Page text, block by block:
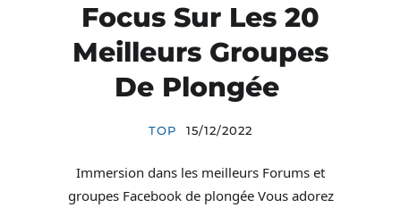
Focus Sur Les 20
Meilleurs Groupes
De Plongée
TOP 15/12/2022
Immersion dans les meilleurs Forums et
groupes Facebook de plongée Vous adorez